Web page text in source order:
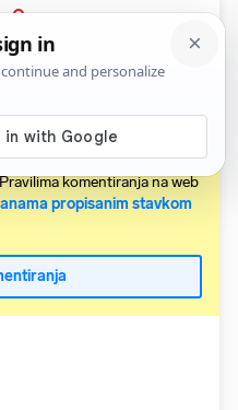
PRIJAVA
Relevantni
članke obvezan je
komentiranja na web
propisanim stavkom